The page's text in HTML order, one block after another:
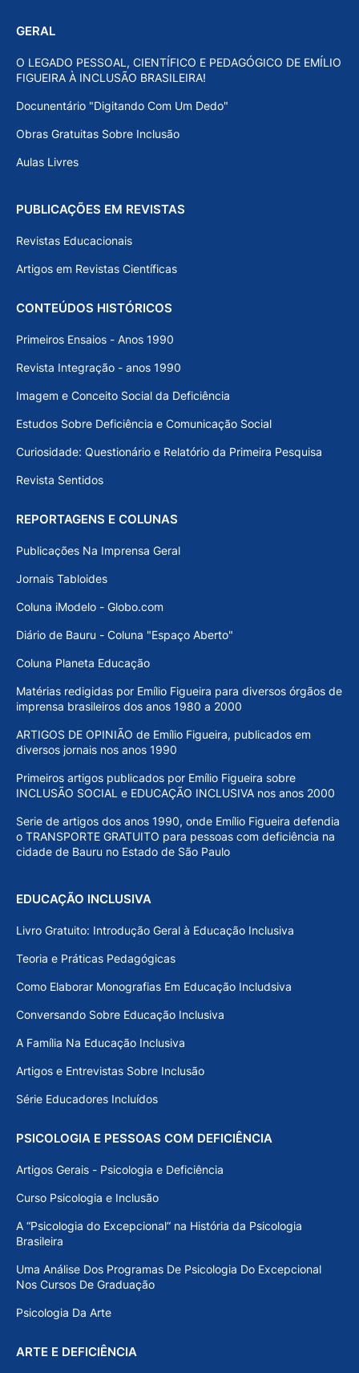
GERAL
O LEGADO PESSOAL, CIENTÍFICO E PEDAGÓGICO DE EMÍLIO
FIGUEIRA À INCLUSÃO BRASILEIRA!
Docunentário "Digitando Com Um Dedo"
Obras Gratuitas Sobre Inclusão
Aulas Livres
PUBLICAÇÕES EM REVISTAS
Revistas Educacionais
Artigos em Revistas Científicas
CONTEÚDOS HISTÓRICOS
Primeiros Ensaios - Anos 1990
Revista Integração - anos 1990
Imagem e Conceito Social da Deficiência
Estudos Sobre Deficiência e Comunicação Social
Curiosidade: Questionário e Relatório da Primeira Pesquisa
Revista Sentidos
REPORTAGENS E COLUNAS
Publicações Na Imprensa Geral
Jornais Tabloides
Coluna iModelo - Globo.com
Diário de Bauru - Coluna "Espaço Aberto"
Coluna Planeta Educação
Matérias redigidas por Emílio Figueira para diversos órgãos de
imprensa brasileiros dos anos 1980 a 2000
ARTIGOS DE OPINIÃO de Emílio Figueira, publicados em
diversos jornais nos anos 1990
Primeiros artigos publicados por Emílio Figueira sobre
INCLUSÃO SOCIAL e EDUCAÇÃO INCLUSIVA nos anos 2000
Serie de artigos dos anos 1990, onde Emílio Figueira defendia
o TRANSPORTE GRATUITO para pessoas com deficiência na
cidade de Bauru no Estado de São Paulo
EDUCAÇÃO INCLUSIVA
Livro Gratuito: Introdução Geral à Educação Inclusiva
Teoria e Práticas Pedagógicas
Como Elaborar Monografias Em Educação Includsiva
Conversando Sobre Educação Inclusiva
A Família Na Educação Inclusiva
Artigos e Entrevistas Sobre Inclusão
Série Educadores Incluídos
PSICOLOGIA E PESSOAS COM DEFICIÊNCIA
Artigos Gerais - Psicologia e Deficiência
Curso Psicologia e Inclusão
A “Psicologia do Excepcional” na História da Psicologia
Brasileira
Uma Análise Dos Programas De Psicologia Do Excepcional
Nos Cursos De Graduação
Psicologia Da Arte
ARTE E DEFICIÊNCIA